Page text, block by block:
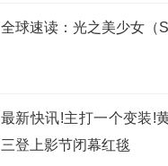
全球速读：光之美少女（
最新快讯!主打一个变装!
三登上影节闭幕红毯